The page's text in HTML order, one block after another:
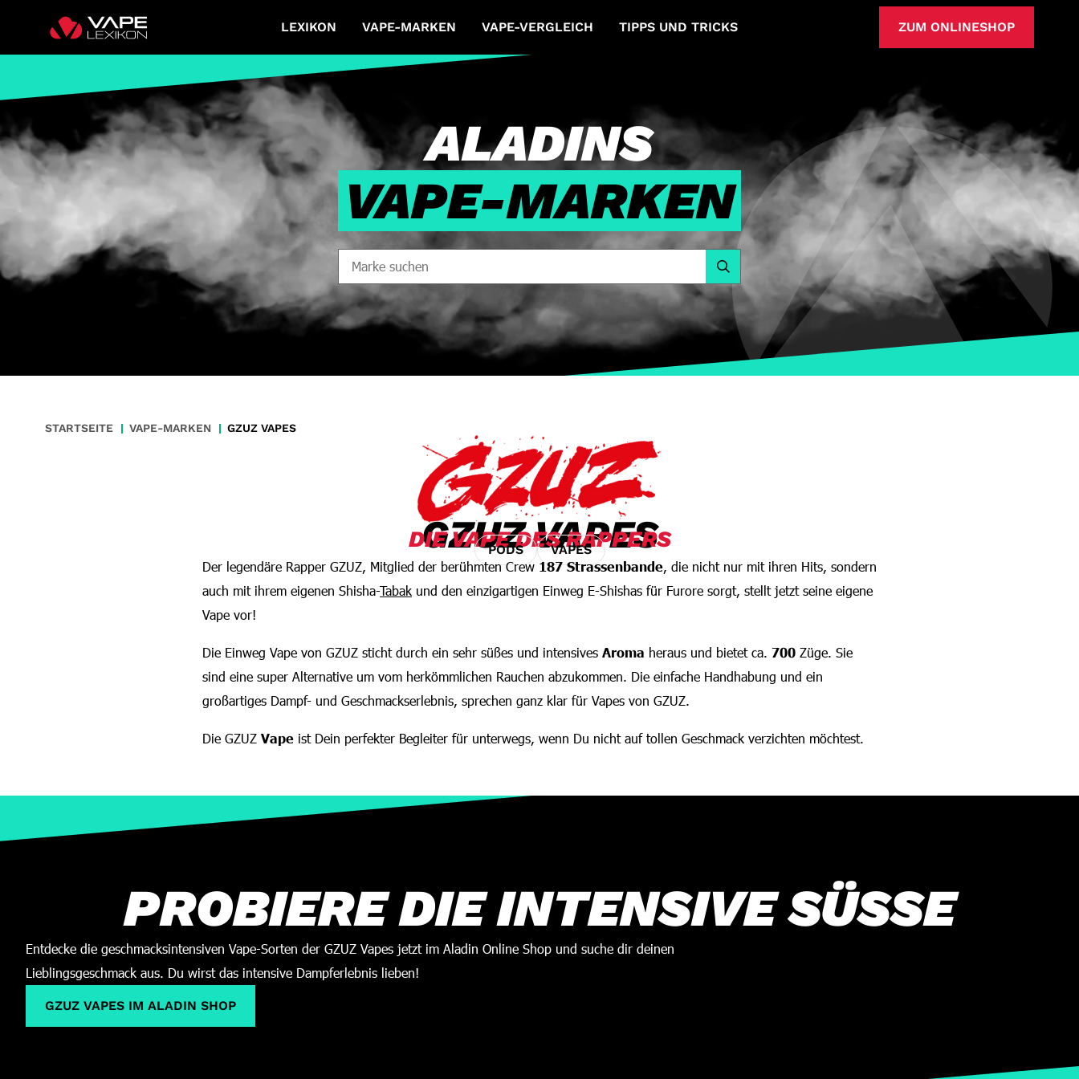
LEXIKON VAPE-MARKEN VAPE-VERGLEICH TIPPS UND TRICKS ZUM ONLINESHOP
ALADINS
VAPE-MARKEN
STARTSEITE VAPE-MARKEN GZUZ VAPES
GZUZ VAPES
DIE VAPE DES RAPPERS
PODS VAPES
Der legendäre Rapper GZUZ, Mitglied der berühmten Crew 187 Strassenbande, die nicht nur mit ihren Hits, sondern
auch mit ihrem eigenen Shisha-Tabak und den einzigartigen Einweg E-Shishas für Furore sorgt, stellt jetzt seine eigene
Vape vor!
Die Einweg Vape von GZUZ sticht durch ein sehr süßes und intensives Aroma heraus und bietet ca. 700 Züge. Sie
sind eine super Alternative um vom herkömmlichen Rauchen abzukommen. Die einfache Handhabung und ein
großartiges Dampf- und Geschmackserlebnis, sprechen ganz klar für Vapes von GZUZ.
Die GZUZ Vape ist Dein perfekter Begleiter für unterwegs, wenn Du nicht auf tollen Geschmack verzichten möchtest.
PROBIERE DIE INTENSIVE SÜSSE
Entdecke die geschmacksintensiven Vape-Sorten der GZUZ Vapes jetzt im Aladin Online Shop und suche dir deinen
Lieblingsgeschmack aus. Du wirst das intensive Dampferlebnis lieben!
GZUZ VAPES IM ALADIN SHOP